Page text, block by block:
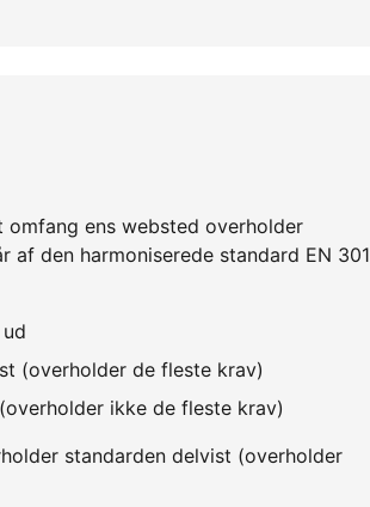
ens websted overholder
den harmoniserede standard EN 301
(overholder de fleste krav)
ikke de fleste krav)
standarden delvist (overholder